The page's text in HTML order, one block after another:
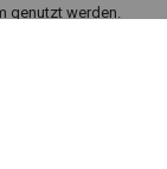
genutzt werden.
aufbewahren